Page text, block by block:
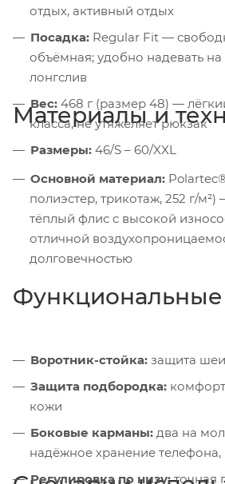
отдых, активный отдых
Посадка: Regular Fit —
объёмная; удобно надевать
лонгслив
Вес: 468 г (размер 48) —
класса, не утяжеляет рюкзак
Размеры: 46/S – 60/XXL
Материалы и
Основной материал:
полиэстер, трикотаж, 252 г/м²)
тёплый флис с высокой
отличной
долговечностью
Функциональные
Воротник-стойка: защита шеи
Защита подбородка:
кожи
Боковые карманы: два на
надёжное хранение
Регулировка по низу:точная